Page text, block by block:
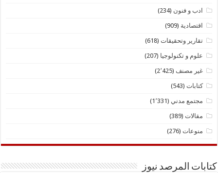
ادب و فنون (234)
اقتصادية (909)
تقارير وتحقيقات (618)
علوم و تكنولوجيا (207)
غير مصنف (2٬425)
كتابات (543)
مجتمع مدني (1٬331)
مقالات (389)
منوعات (276)
كتابات المرصد نيوز